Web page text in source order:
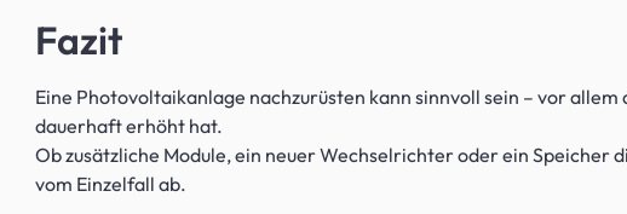
Fazit
Eine Photovoltaikanlage nachzurüsten kann sinnvoll sein – vor
dauerhaft erhöht hat.
Ob zusätzliche Module, ein neuer Wechselrichter oder ein Speicher
vom Einzelfall ab.